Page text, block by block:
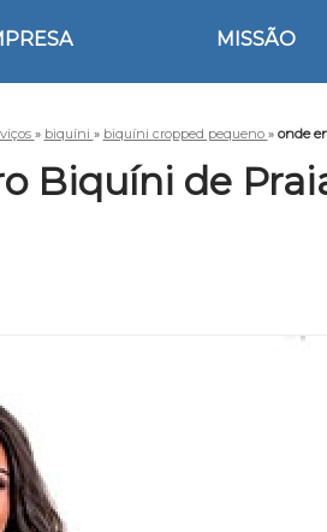
MISSÃO
» biquíni » biquíni cropped pequeno » onde
Biquíni de